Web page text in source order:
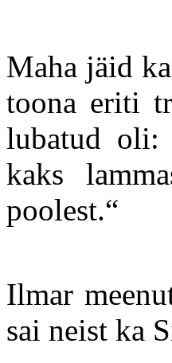
Maha jäid
toona eriti
lubatud oli:
kaks
poolest.“
Ilmar
sai neist ka